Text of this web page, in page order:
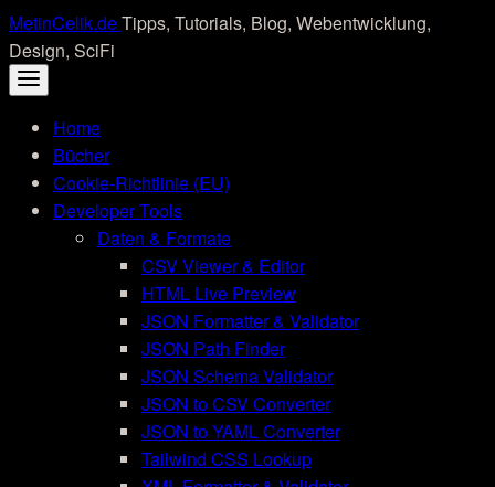
Skip
to
content
MetinCelik.deTipps, Tutorials, Blog, Webentwicklung,
Design, SciFi
Home
Bücher
Cookie-Richtlinie (EU)
Developer Tools
Daten & Formate
CSV Viewer & Editor
HTML Live Preview
JSON Formatter & Validator
JSON Path Finder
JSON Schema Validator
JSON to CSV Converter
JSON to YAML Converter
Tailwind CSS Lookup